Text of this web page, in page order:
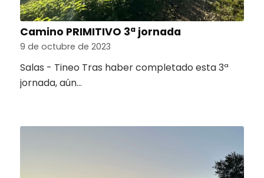
Camino PRIMITIVO 3ª jornada
9 de octubre de 2023
Salas - Tineo Tras haber completado esta 3ª
jornada, aún…